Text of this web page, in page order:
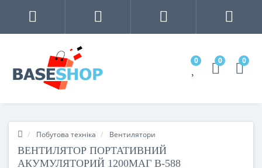
0 0 0
Побутова техніка Вентилятори
ВЕНТИЛЯТОР ПОРТАТИВНИЙ
АКУМУЛЯТОРИЙ 1200МАГ B-588